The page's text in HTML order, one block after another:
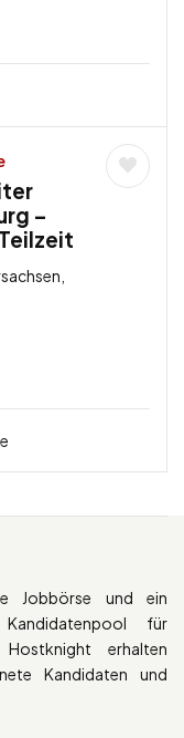
–
Jobbörse und ein
für
erhalten
Kandidaten und